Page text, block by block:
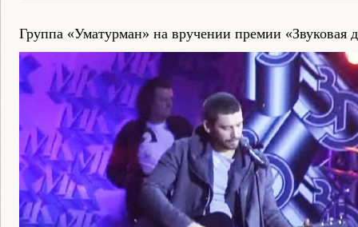
Группа «Уматурман» на вручении премии «Звуковая